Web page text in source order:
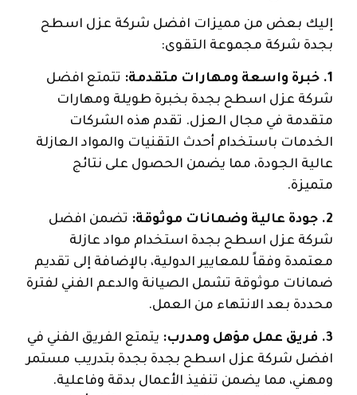
إليك بعض من مميزات افضل شركة عزل اسطح
بجدة شركة مجموعة التقوى:
1. خبرة واسعة ومهارات متقدمة:
تتمتع افضل
شركة عزل اسطح بجدة بخبرة طويلة ومهارات
متقدمة في مجال العزل. تقدم هذه الشركات
الخدمات باستخدام أحدث التقنيات والمواد العازلة
عالية الجودة، مما يضمن الحصول على نتائج
متميزة.
2. جودة عالية وضمانات موثوقة:
تضمن افضل
شركة عزل اسطح بجدة استخدام مواد عازلة
معتمدة وفقاً للمعايير الدولية، بالإضافة إلى تقديم
ضمانات موثوقة تشمل الصيانة والدعم الفني لفترة
محددة بعد الانتهاء من العمل.
3. فريق عمل مؤهل ومدرب:
يتمتع الفريق الفني في
افضل شركة عزل اسطح بجدة بجدة بتدريب مستمر
ومهني، مما يضمن تنفيذ الأعمال بدقة وفاعلية.